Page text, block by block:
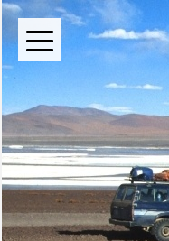
BOUTIQUE TOUR